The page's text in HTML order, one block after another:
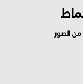
الصور